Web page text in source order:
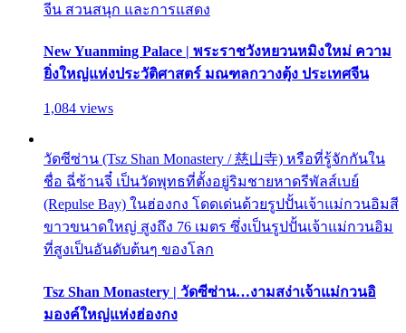
จีน สวนสนุก และการแสดง
New Yuanming Palace | พระราชวังหยวนหมิงใหม่ ความ
ยิ่งใหญ่แห่งประวัติศาสตร์ มณฑลกวางตุ้ง ประเทศจีน
1,084 views
วัดซีซ่าน (Tsz Shan Monastery / 慈山寺) หรือที่รู้จักกันใน
ชื่อ ฉี่ซ้านจี๋ เป็นวัดพุทธที่ตั้งอยู่ริมชายหาดรีพัลส์เบย์
(Repulse Bay) ในฮ่องกง โดดเด่นด้วยรูปปั้นเจ้าแม่กวนอิมสี
ขาวขนาดใหญ่ สูงถึง 76 เมตร ซึ่งเป็นรูปปั้นเจ้าแม่กวนอิม
ที่สูงเป็นอันดับต้นๆ ของโลก
Tsz Shan Monastery | วัดซีซ่าน…งามสง่าเจ้าแม่กวนอิ
มองค์ใหญ่แห่งฮ่องกง